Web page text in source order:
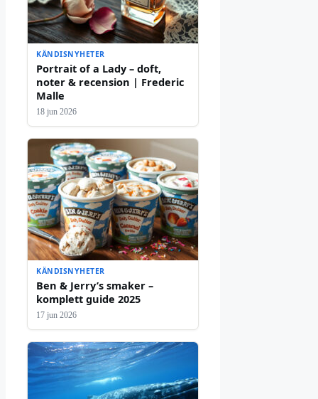
KÄNDISNYHETER
Portrait of a Lady – doft,
noter & recension | Frederic
Malle
18 jun 2026
KÄNDISNYHETER
Ben & Jerry’s smaker –
komplett guide 2025
17 jun 2026